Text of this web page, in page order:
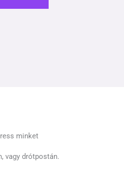
minket
vagy drótpostán.